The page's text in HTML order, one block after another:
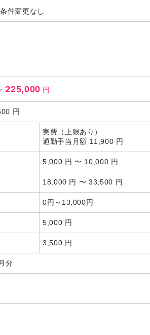
件変更なし
225,000 円
円
実費（上限あり）
通勤手当月額 11,900 円
5,000 円 〜 10,000 円
18,000 円 〜 33,500 円
0円～13,000円
5,000 円
3,500 円
分